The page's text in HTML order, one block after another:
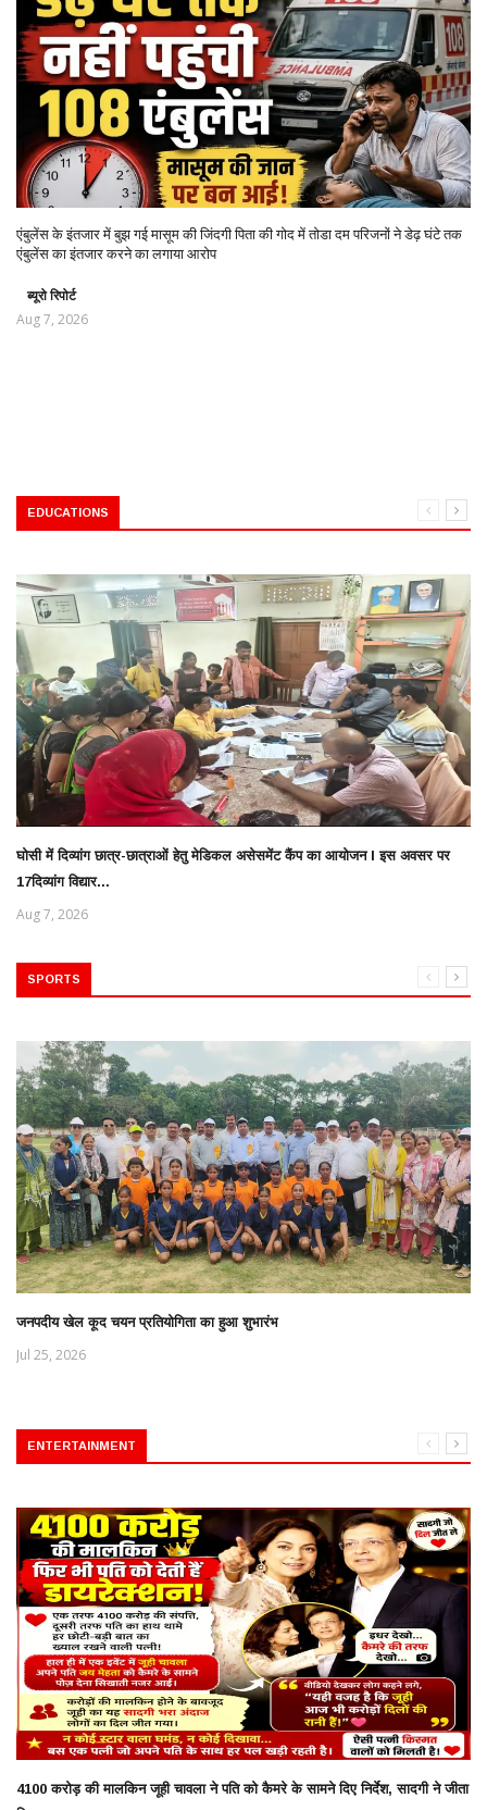
एंबुलेंस के इंतजार में बुझ गई मासूम की जिंदगी पिता की गोद में तोडा दम परिजनों ने डेढ़ घंटे तक
एंबुलेंस का इंतजार करने का लगाया आरोप
ब्यूरो रिपोर्ट
Aug 7, 2026
EDUCATIONS
घोसी में दिव्यांग छात्र-छात्राओं हेतु मेडिकल असेसमेंट कैंप का आयोजन l इस अवसर पर
17दिव्यांग विद्यार...
Aug 7, 2026
SPORTS
जनपदीय खेल कूद चयन प्रतियोगिता का हुआ शुभारंभ
Jul 25, 2026
ENTERTAINMENT
4100 करोड़ की मालकिन जूही चावला ने पति को कैमरे के सामने दिए निर्देश, सादगी ने जीता